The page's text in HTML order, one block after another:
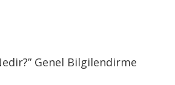
Genel Bilgilendirme